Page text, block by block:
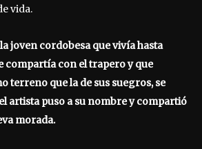
vida.
joven cordobesa que vivía hasta
compartía con el trapero y que
terreno que la de sus suegros, se
artista puso a su nombre y compartió
morada.